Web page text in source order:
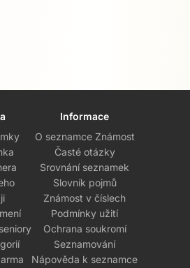
Informace
O seznamce Známost
Časté otázky
Srovnání seznamek
Slovník pojmů
Známost v číslech
Podmínky užití
Ochrana soukromí
Seznamování
Nápověda k seznamce